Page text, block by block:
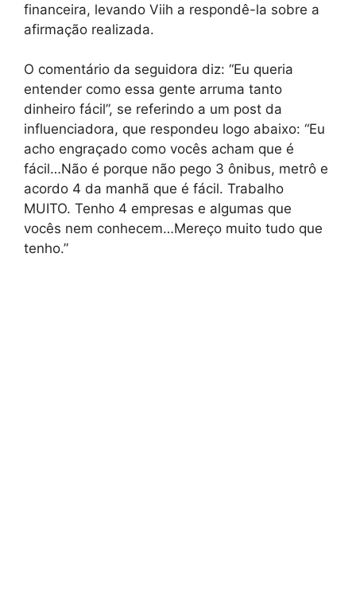
financeira, levando Viih a respondê-la sobre a
afirmação realizada.
O comentário da seguidora diz: “Eu queria
entender como essa gente arruma tanto
dinheiro fácil”, se referindo a um post da
influenciadora, que respondeu logo abaixo: “Eu
acho engraçado como vocês acham que é
fácil…Não é porque não pego 3 ônibus, metrô e
acordo 4 da manhã que é fácil. Trabalho
MUITO. Tenho 4 empresas e algumas que
vocês nem conhecem…Mereço muito tudo que
tenho.”